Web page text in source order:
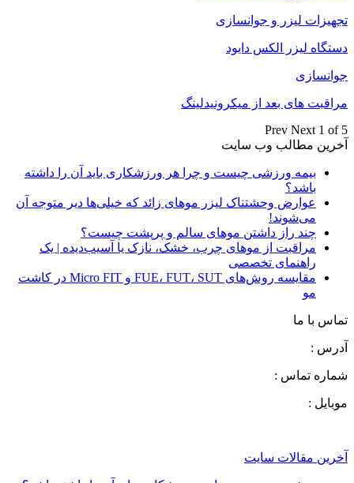
تجهیزات لیزر و جوانسازی
دستگاه لیزر الکس دایود
جوانسازی
مراقبت های بعد از میکرونیدلینگ
Prev Next 1 of 5
آخرین مطالب وب سایت
بیمه ورزشی چیست و چرا هر ورزشکاری باید آن را داشته
باشد؟
عوارض وحشتناک لیزر موهای زائد که خیلی‌ها دیر متوجه آن
می‌شوند!
چند راز داشتن موهای سالم و پرپشت چیست؟
مراقبت از موهای چرب، خشک، نازک یا آسیب‌دیده | یک
راهنمای تخصصی
مقایسه روش‌های FUE، FUT، SUT و Micro FIT در کاشت
مو
تماس با ما
آدرس :
شماره تماس :
موبایل :
آخرین مقالات سایت